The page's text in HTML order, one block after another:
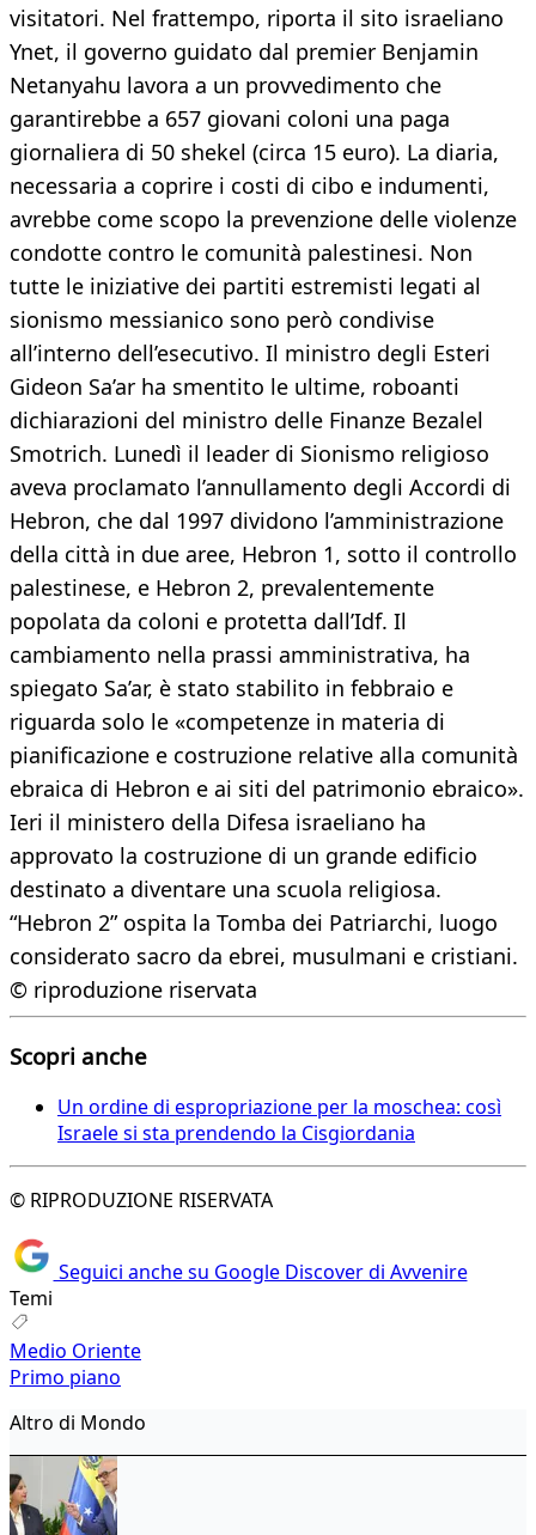
visitatori. Nel frattempo, riporta il sito israeliano
Ynet, il governo guidato dal premier Benjamin
Netanyahu lavora a un provvedimento che
garantirebbe a 657 giovani coloni una paga
giornaliera di 50 shekel (circa 15 euro). La diaria,
necessaria a coprire i costi di cibo e indumenti,
avrebbe come scopo la prevenzione delle violenze
condotte contro le comunità palestinesi. Non
tutte le iniziative dei partiti estremisti legati al
sionismo messianico sono però condivise
all’interno dell’esecutivo. Il ministro degli Esteri
Gideon Sa’ar ha smentito le ultime, roboanti
dichiarazioni del ministro delle Finanze Bezalel
Smotrich. Lunedì il leader di Sionismo religioso
aveva proclamato l’annullamento degli Accordi di
Hebron, che dal 1997 dividono l’amministrazione
della città in due aree, Hebron 1, sotto il controllo
palestinese, e Hebron 2, prevalentemente
popolata da coloni e protetta dall’Idf. Il
cambiamento nella prassi amministrativa, ha
spiegato Sa’ar, è stato stabilito in febbraio e
riguarda solo le «competenze in materia di
pianificazione e costruzione relative alla comunità
ebraica di Hebron e ai siti del patrimonio ebraico».
Ieri il ministero della Difesa israeliano ha
approvato la costruzione di un grande edificio
destinato a diventare una scuola religiosa.
“Hebron 2” ospita la Tomba dei Patriarchi, luogo
considerato sacro da ebrei, musulmani e cristiani.
© riproduzione riservata
Scopri anche
Un ordine di espropriazione per la moschea: così
Israele si sta prendendo la Cisgiordania
© RIPRODUZIONE RISERVATA
Seguici anche su Google Discover di Avvenire
Temi
Medio Oriente
Primo piano
Altro di Mondo